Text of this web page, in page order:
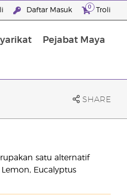
Daftar Masuk 0 Troli
Pejabat Maya
SHARE
satu alternatif
Eucalyptus